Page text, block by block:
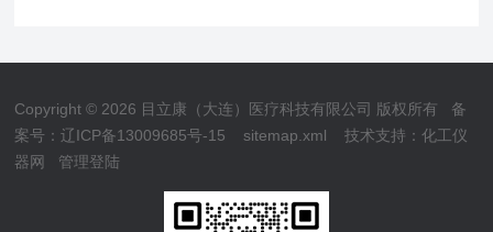
Copyright © 2026 目立康（大连）医疗科技有限公司 版权所有 备
案号：辽ICP备13009685号-15
sitemap.xml 技术支持：化工仪
器网
管理登陆